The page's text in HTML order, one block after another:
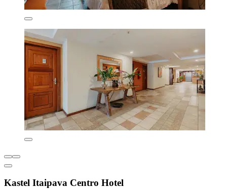
Kastel Itaipava Centro Hotel